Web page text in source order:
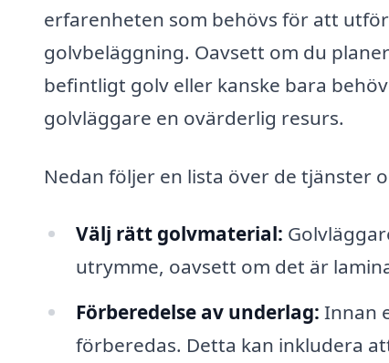
erfarenheten som behövs för att
golvbeläggning. Oavsett om du
befintligt golv eller kanske bara
golvläggare en ovärderlig resurs.
Nedan följer en lista över de tjänster
Välj rätt golvmaterial:
utrymme, oavsett om det är
Förberedelse av underlag: Innan
förberedas. Detta kan inkludera